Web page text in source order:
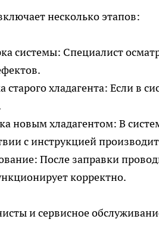
несколько этапов:
системы: Специалист
старого хладагента: Если в
новым хладагентом: В
с инструкцией
После заправки
корректно.
и сервисное